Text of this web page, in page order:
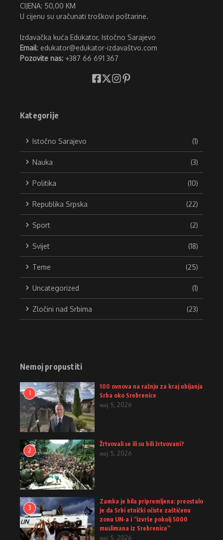
CIJENA: 50,00 KM
U cijenu su uračunati troškovi poštarine.
Izdavačka kuća Edukator, Istočno Sarajevo
Email: edukator@edukator-izdavaštvo.com
Pozovite nas: +387 66 691 367
Kategorije
Istočno Sarajevo (1)
Nauka (3)
Politika (10)
Republika Srpska (22)
Sport (2)
Svijet (18)
Teme (25)
Uncategorized (1)
Zločini nad Srbima (23)
Nemoj propustiti
1
100 ovnova na ražnju za kraj ubijanja
Srba oko Srebrenice
мај 5, 2026
2
Žrtvovali se ili su bili žrtvovani?
мај 5, 2026
3
Zamka je bila pripremljena: preostalo
je da Srbi etnički očiste zaštićenu
zonu UN-a i “izvrše pokolj 5000
muslimana iz Srebrenice”
мај 5, 2026